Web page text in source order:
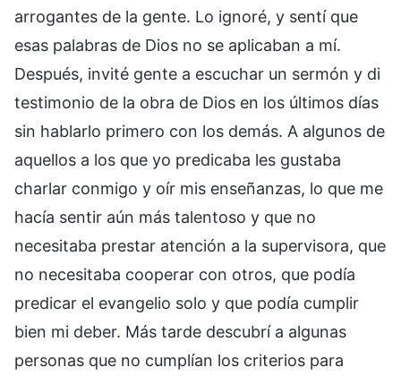
arrogantes de la gente. Lo ignoré, y sentí que
esas palabras de Dios no se aplicaban a mí.
Después, invité gente a escuchar un sermón y di
testimonio de la obra de Dios en los últimos días
sin hablarlo primero con los demás. A algunos de
aquellos a los que yo predicaba les gustaba
charlar conmigo y oír mis enseñanzas, lo que me
hacía sentir aún más talentoso y que no
necesitaba prestar atención a la supervisora, que
no necesitaba cooperar con otros, que podía
predicar el evangelio solo y que podía cumplir
bien mi deber. Más tarde descubrí a algunas
personas que no cumplían los criterios para